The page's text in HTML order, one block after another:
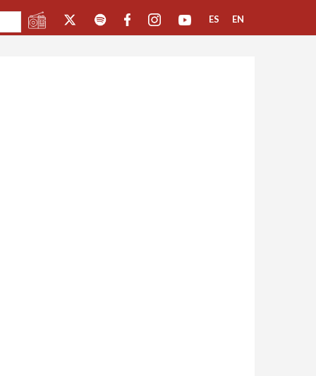
ES EN